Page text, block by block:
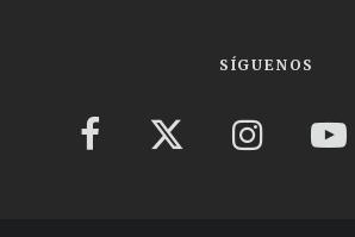
SÍGUENOS